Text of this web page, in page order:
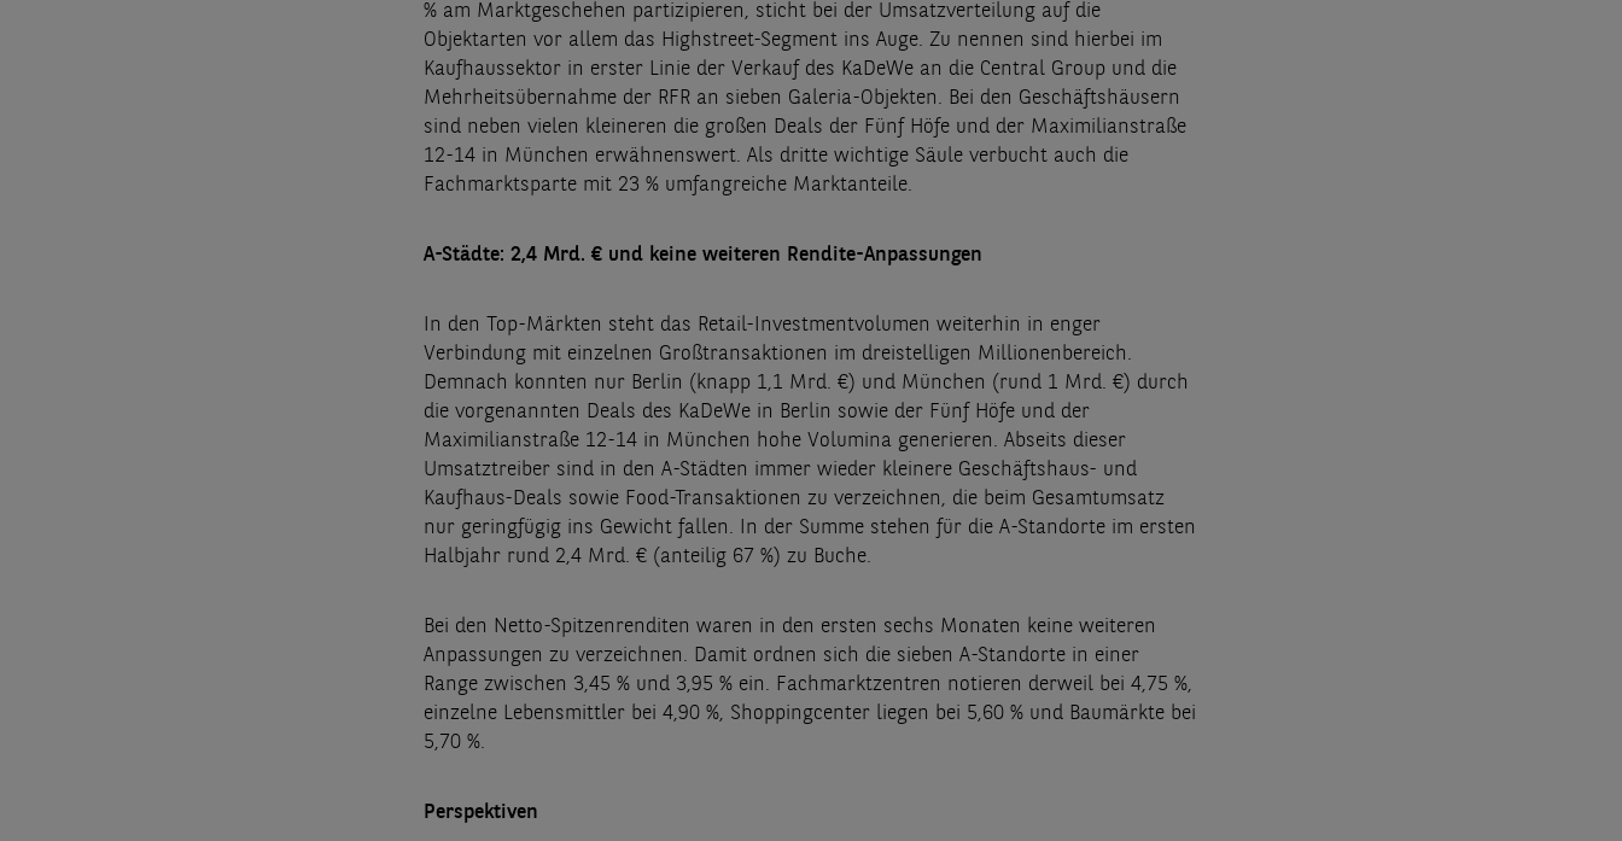
% am Marktgeschehen partizipieren, sticht bei der Umsatzverteilung auf die
Objektarten vor allem das Highstreet-Segment ins Auge. Zu nennen sind hierbei im
Kaufhaussektor in erster Linie der Verkauf des KaDeWe an die Central Group und die
Mehrheitsübernahme der RFR an sieben Galeria-Objekten. Bei den Geschäftshäusern
sind neben vielen kleineren die großen Deals der Fünf Höfe und der Maximilianstraße
12-14 in München erwähnenswert. Als dritte wichtige Säule verbucht auch die
Fachmarktsparte mit 23 % umfangreiche Marktanteile.
A-Städte: 2,4 Mrd. € und keine weiteren Rendite-Anpassungen
In den Top-Märkten steht das Retail-Investmentvolumen weiterhin in enger
Verbindung mit einzelnen Großtransaktionen im dreistelligen Millionenbereich.
Demnach konnten nur Berlin (knapp 1,1 Mrd. €) und München (rund 1 Mrd. €) durch
die vorgenannten Deals des KaDeWe in Berlin sowie der Fünf Höfe und der
Maximilianstraße 12-14 in München hohe Volumina generieren. Abseits dieser
Umsatztreiber sind in den A-Städten immer wieder kleinere Geschäftshaus- und
Kaufhaus-Deals sowie Food-Transaktionen zu verzeichnen, die beim Gesamtumsatz
nur geringfügig ins Gewicht fallen. In der Summe stehen für die A-Standorte im ersten
Halbjahr rund 2,4 Mrd. € (anteilig 67 %) zu Buche.
Bei den Netto-Spitzenrenditen waren in den ersten sechs Monaten keine weiteren
Anpassungen zu verzeichnen. Damit ordnen sich die sieben A-Standorte in einer
Range zwischen 3,45 % und 3,95 % ein. Fachmarktzentren notieren derweil bei 4,75 %,
einzelne Lebensmittler bei 4,90 %, Shoppingcenter liegen bei 5,60 % und Baumärkte bei
5,70 %.
Perspektiven